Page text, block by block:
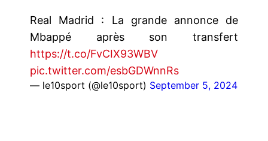
Real Madrid : La grande annonce de
Mbappé après son transfert
https://t.co/FvCIX93WBV
pic.twitter.com/esbGDWnnRs
— le10sport (@le10sport) September 5, 2024